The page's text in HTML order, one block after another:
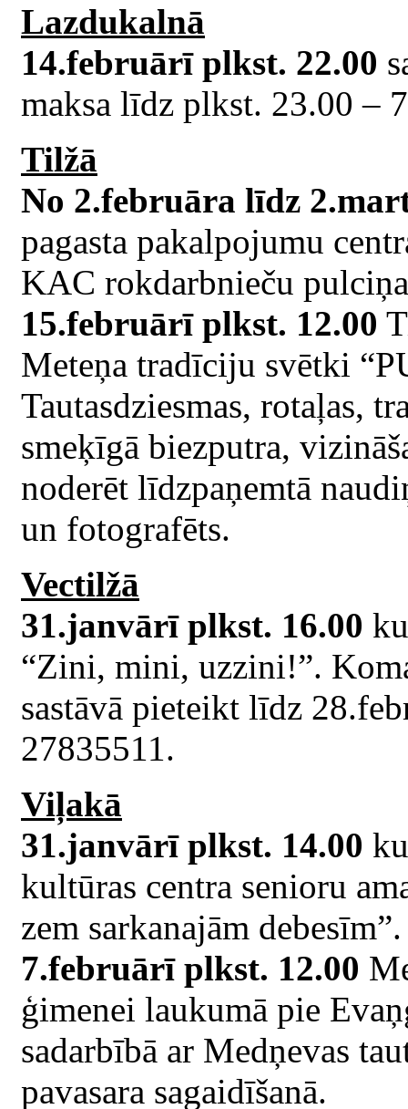
Lazdukalnā
14.februārī plkst. 22.00
maksa līdz plkst. 23.00 –
Tilžā
No 2.februāra līdz
pagasta pakalpojumu
KAC rokdarbnieču
15.februārī plkst. 12.00
Meteņa tradīciju svētki
Tautasdziesmas, rotaļas,
smeķīgā biezputra,
noderēt līdzpaņemtā
un fotografēts.
Vectilžā
31.janvārī plkst. 16.00
“Zini, mini, uzzini!”.
sastāvā pieteikt līdz
27835511.
Viļakā
31.janvārī plkst. 14.00
kultūras centra senioru
zem sarkanajām
7.februārī plkst. 12.00
ģimenei laukumā pie
sadarbībā ar Medņevas
pavasara sagaidīšanā.